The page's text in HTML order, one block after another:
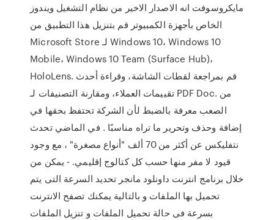
مايكروسوفت انه الاصدار الاخير من نظام التشغيل ويندوز
الخاص بأجهزة الكمبيوتر قم بتنزيل هذا التطبيق من
Microsoft Store لـ Windows 10، Windows 10
Mobile، Windows 10 Team (Surface Hub)،
HoloLens. قم بمراجعة لقطات الشاشة، وقراءة أحدث
تقييمات العملاء، ومقارنة التصنيفات لـ PDF Doc. من
الصعب معرفة بالضبط لأن الشركة تحتفظ بحقها في
إضافة وحذف وتحرير ما تراه مناسبًا . في الماضي تحدث
نتفليكس عن أكثر من 70 ألف "أنواع مصغرة" ، مع وجود
قيود لا مفر منها حسب كل كتالوج إقليمي. - يمكن من
خلال برنامج انترنت داونلود مانجر تحديد السرعة التى يتم
تحميل بها الملفات و بالتالية يمكنك تصفح الانترنت
بسرعة فى حالة تحميل الملفات و تنزيل الملفات